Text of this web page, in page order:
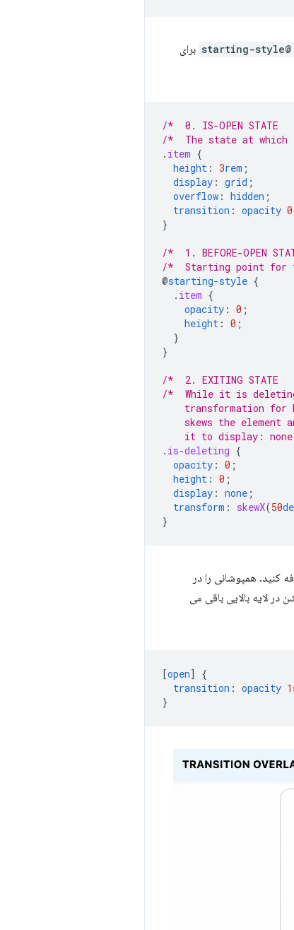
@starting-style
برای
/*  0. IS-OPEN STATE
/*  The state at
. item {
height : 3rem ;
display : grid ;
overflow : hidden ;
transition : opacity
}
/*  1. BEFORE-OPEN
/*  Starting point for
@starting-style {
. item {
opacity : 0 ;
height : 0 ;
}
}
/*  2. EXITING STATE
/*  While it is
transformation for
skews the element
it to display:
. is-deleting {
opacity : 0 ;
height : 0 ;
display : none ;
transform : skewX(50
}
کنید. همپوشانی را در
در لایه بالایی باقی می
[open]
{
transition : opacity 1
}